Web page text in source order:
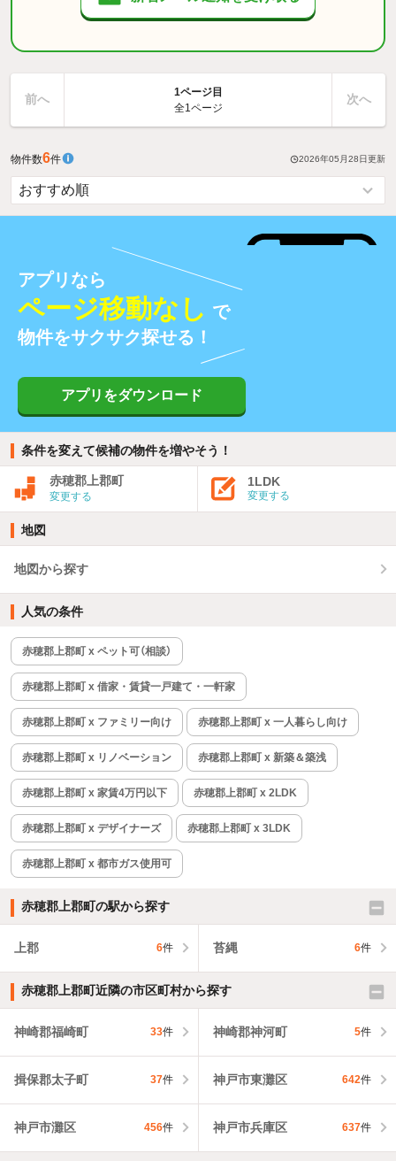
前へ
1ページ目
全1ページ
次へ
物件数6件 2026年05月28日更新
アプリなら
ページ移動なし で
物件をサクサク探せる！
アプリをダウンロード
条件を変えて候補の物件を増やそう！
赤穂郡上郡町
変更する
1LDK
変更する
地図
地図から探す
人気の条件
赤穂郡上郡町 x ペット可（相談）
赤穂郡上郡町 x 借家・賃貸一戸建て・一軒家
赤穂郡上郡町 x ファミリー向け 赤穂郡上郡町 x 一人暮らし向け
赤穂郡上郡町 x リノベーション 赤穂郡上郡町 x 新築＆築浅
赤穂郡上郡町 x 家賃4万円以下 赤穂郡上郡町 x 2LDK
赤穂郡上郡町 x デザイナーズ 赤穂郡上郡町 x 3LDK
赤穂郡上郡町 x 都市ガス使用可
赤穂郡上郡町の駅から探す
上郡 6件 苔縄 6件
赤穂郡上郡町近隣の市区町村から探す
神崎郡福崎町 33件 神崎郡神河町 5件
揖保郡太子町 37件 神戸市東灘区 642件
神戸市灘区 456件 神戸市兵庫区 637件